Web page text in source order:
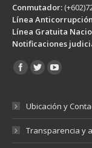
Conmutador:
Línea
Línea Gratuita
Notificaciones
Encuéntranos en:
Ubicación y
Transparencia y